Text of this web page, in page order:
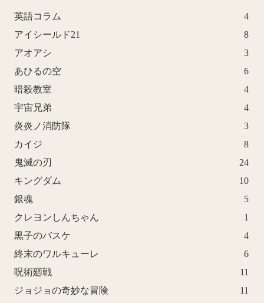
英語コラム
4
アイシールド21
8
アオアシ
3
あひるの空
6
暗殺教室
4
宇宙兄弟
4
炎炎ノ消防隊
3
カイジ
8
鬼滅の刃
24
キングダム
10
銀魂
5
クレヨンしんちゃん
1
黒子のバスケ
4
終末のワルキューレ
6
呪術廻戦
11
ジョジョの奇妙な冒険
11